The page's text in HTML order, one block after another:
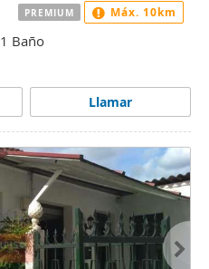
1 Baño
Llamar
PREMIUM Máx. 10km